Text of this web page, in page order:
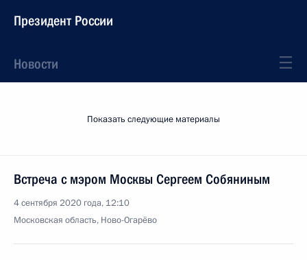
Президент России
Новости
Показать следующие материалы
Встреча с мэром Москвы Сергеем Собяниным
4 сентября 2020 года, 12:10
Московская область, Ново-Огарёво